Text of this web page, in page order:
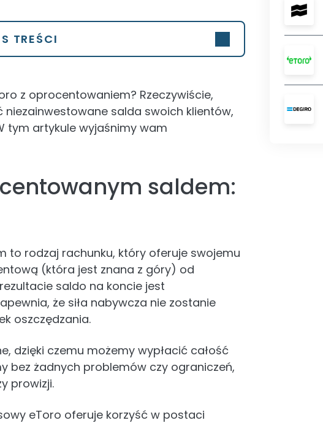
TREŚCI
z oprocentowaniem? Rzeczywiście,
salda swoich klientów,
tym artykule wyjaśnimy wam
saldem:
to rodzaj rachunku, który oferuje swojemu
(która jest znana z góry) od
saldo na koncie jest
że siła nabywcza nie zostanie
oszczędzania.
dzięki czemu możemy wypłacić całość
bez żadnych problemów czy ograniczeń,
prowizji.
eToro oferuje korzyść w postaci